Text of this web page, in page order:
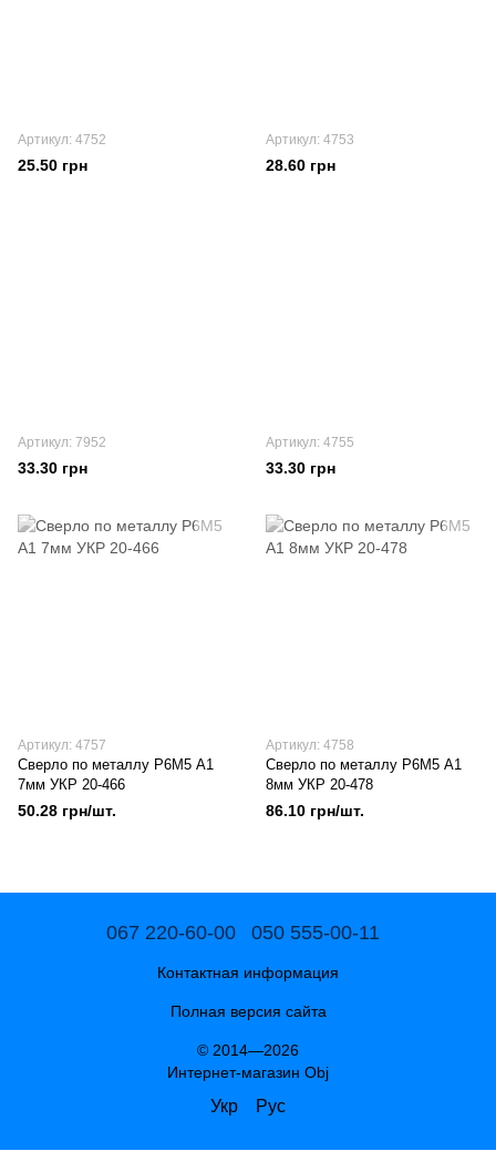
Артикул: 4752
25.50 грн
Артикул: 4753
28.60 грн
Артикул: 7952
33.30 грн
Артикул: 4755
33.30 грн
Артикул: 4757
Сверло по металлу Р6М5 А1
7мм УКР 20-466
50.28 грн/шт.
Артикул: 4758
Сверло по металлу Р6М5 А1
8мм УКР 20-478
86.10 грн/шт.
067 220-60-00 050 555-00-11
Контактная информация
Полная версия сайта
© 2014—2026
Интернет-магазин Obj
Укр Рус